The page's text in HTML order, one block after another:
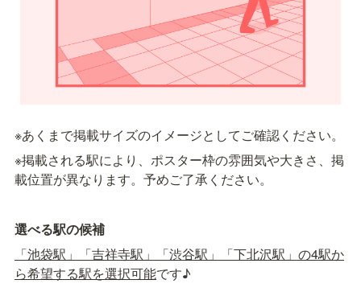
※あくまで掲載サイズのイメージとしてご確認ください。
※掲載される駅により、ポスター枠の雰囲気や大きさ、掲
載位置が異なります。予めご了承ください。
選べる駅の候補
「池袋駅」「吉祥寺駅」「渋谷駅」「下北沢駅」の4駅か
ら希望する駅を選択可能です♪